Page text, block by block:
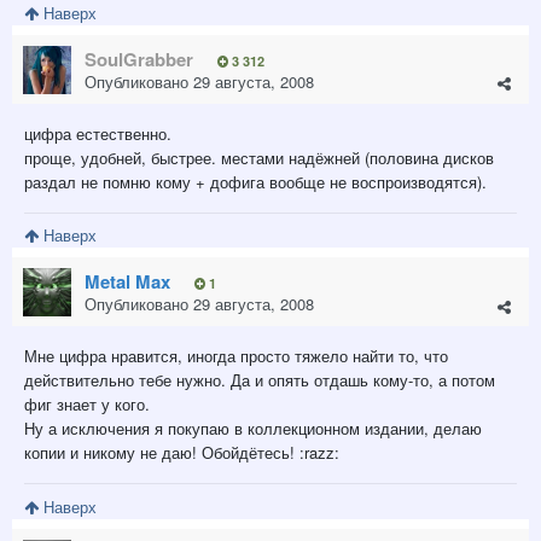
Наверх
SoulGrabber 3 312
Опубликовано 29 августа, 2008
цифра естественно.
проще, удобней, быстрее. местами надёжней (половина дисков
раздал не помню кому + дофига вообще не воспроизводятся).
Наверх
Metal Max 1
Опубликовано 29 августа, 2008
Мне цифра нравится, иногда просто тяжело найти то, что
действительно тебе нужно. Да и опять отдашь кому-то, а потом
фиг знает у кого.
Ну а исключения я покупаю в коллекционном издании, делаю
копии и никому не даю! Обойдётесь! :razz:
Наверх